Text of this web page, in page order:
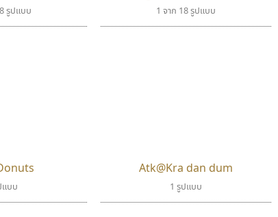
รูปแบบ 1 จาก 18 รูปแบบ
แบบ
Atk@Kra dan dum
1 รูปแบบ